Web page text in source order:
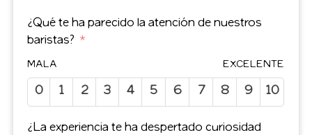
¿Qué te ha parecido la atención de nuestros
baristas?
MALA EXCELENTE
0 1 2 3 4 5 6 7 8 9 10
¿La experiencia te ha despertado curiosidad